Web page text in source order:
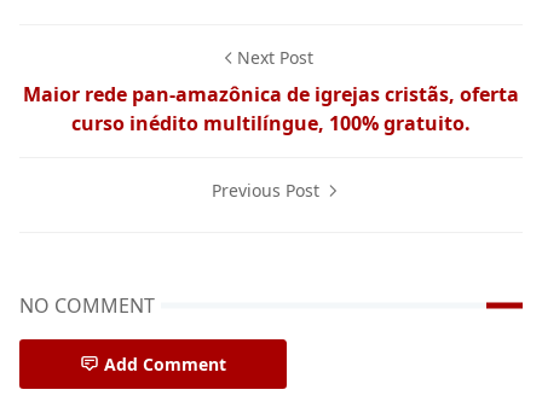
Next Post
Maior rede pan-amazônica de igrejas cristãs, oferta
curso inédito multilíngue, 100% gratuito.
Previous Post
NO COMMENT
Add Comment